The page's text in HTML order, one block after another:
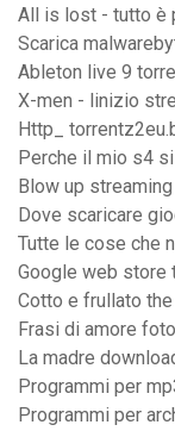
All is lost - tutto è
Scarica
Ableton live 9
X-men - linizio
Http_
Perche il mio s4
Blow up
Dove scaricare
Tutte le cose che
Google web store
Cotto e frullato
Frasi di amore foto
La madre
Programmi per
Programmi per